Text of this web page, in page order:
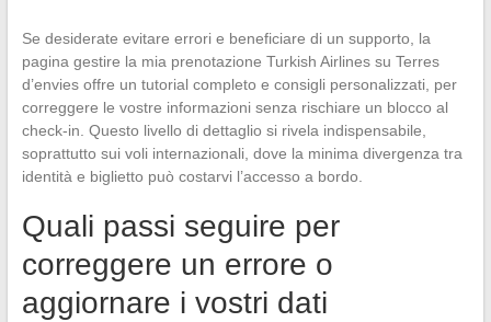
Se desiderate evitare errori e beneficiare di un supporto, la
pagina gestire la mia prenotazione Turkish Airlines su Terres
d’envies offre un tutorial completo e consigli personalizzati, per
correggere le vostre informazioni senza rischiare un blocco al
check-in. Questo livello di dettaglio si rivela indispensabile,
soprattutto sui voli internazionali, dove la minima divergenza tra
identità e biglietto può costarvi l’accesso a bordo.
Quali passi seguire per
correggere un errore o
aggiornare i vostri dati